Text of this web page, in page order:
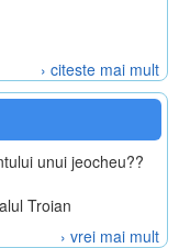
› citeste mai mult
unui jeocheu??
Troian
› vrei mai mult